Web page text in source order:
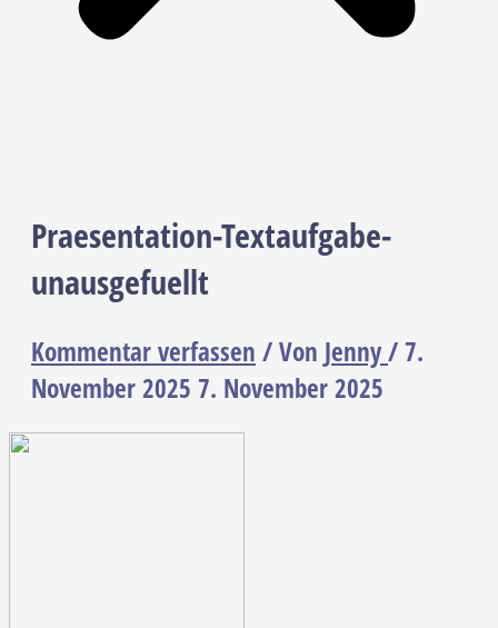
Praesentation-Textaufgabe-
unausgefuellt
Kommentar verfassen / Von Jenny/ 7.
November 2025 7. November 2025